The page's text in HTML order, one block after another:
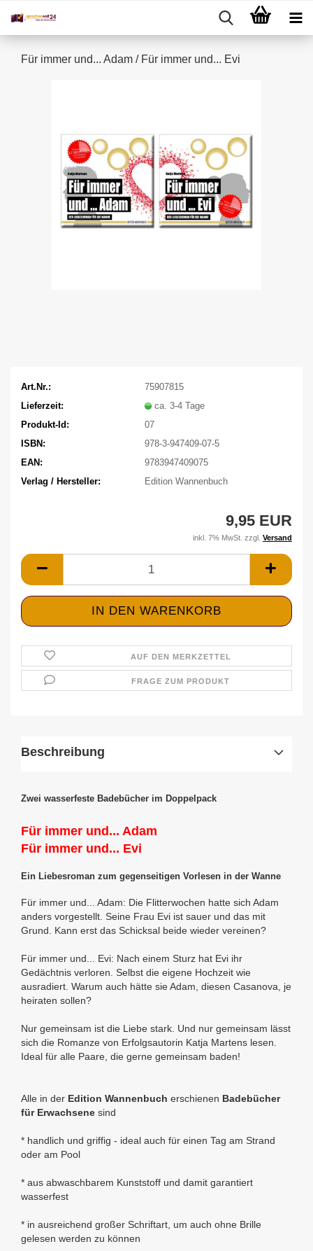
Für immer und... Adam / Für immer und... Evi
Art.Nr.:
75907815
Lieferzeit:
ca. 3-4 Tage
Produkt-Id:
07
ISBN:
978-3-947409-07-5
EAN:
9783947409075
Verlag / Hersteller:
Edition Wannenbuch
9,95 EUR
inkl. 7% MwSt. zzgl. Versand
AUF DEN MERKZETTEL
FRAGE ZUM PRODUKT
Beschreibung
Zwei wasserfeste Badebücher im Doppelpack
Für immer und... Adam
Für immer und... Evi
Ein Liebesroman zum gegenseitigen Vorlesen in der Wanne
Für immer und... Adam: Die Flitterwochen hatte sich Adam
anders vorgestellt. Seine Frau Evi ist sauer und das mit
Grund. Kann erst das Schicksal beide wieder vereinen?
Für immer und... Evi: Nach einem Sturz hat Evi ihr
Gedächtnis verloren. Selbst die eigene Hochzeit wie
ausradiert. Warum auch hätte sie Adam, diesen Casanova, je
heiraten sollen?
Nur gemeinsam ist die Liebe stark. Und nur gemeinsam lässt
sich die Romanze von Erfolgsautorin Katja Martens lesen.
Ideal für alle Paare, die gerne gemeinsam baden!
Alle in der Edition Wannenbuch erschienen Badebücher
für Erwachsene sind
* handlich und griffig - ideal auch für einen Tag am Strand
oder am Pool
* aus abwaschbarem Kunststoff und damit garantiert
wasserfest
* in ausreichend großer Schriftart, um auch ohne Brille
gelesen werden zu können